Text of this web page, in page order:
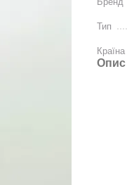
Тип
Країна
Опис